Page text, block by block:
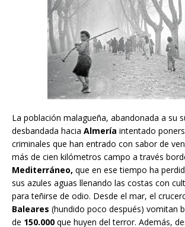
La población malagueña, abandonada a su
desbandada hacia Almería intentado
criminales que han entrado con sabor de
más de cien kilómetros campo a través
Mediterráneo, que en ese tiempo ha
sus azules aguas llenando las costas con
para teñirse de odio. Desde el mar, el
Baleares (hundido poco después) vomitan
de 150.000 que huyen del terror. Además,